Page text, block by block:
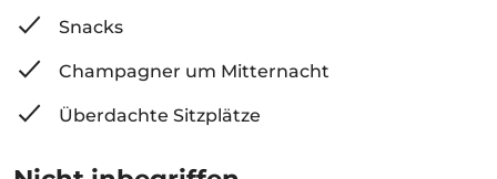
Snacks
Champagner um Mitternacht
Überdachte Sitzplätze